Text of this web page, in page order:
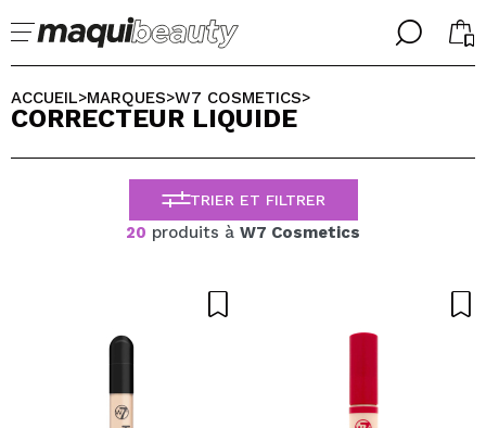
╳
J'suis déjà #maquilover, j'ai un compte
╳
CHOISISSEZ VOTRE LANGUE
FRANCES
ESPAÑOL
ENGLISH
ALEMAN
ACCUEIL>MARQUES>W7 COSMETICS>
CORRECTEUR LIQUIDE
TRIER ET FILTRER
20 produits à W7 Cosmetics